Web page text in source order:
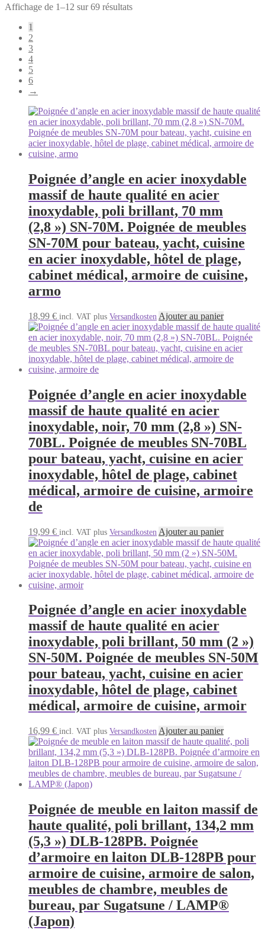
Affichage de 1–12 sur 69 résultatsTrié
1
2
3
4
5
6
→
Poignée d’angle en acier inoxydable
massif de haute qualité en acier
inoxydable, poli brillant, 70 mm
(2,8 ») SN-70M. Poignée de meubles
SN-70M pour bateau, yacht, cuisine
en acier inoxydable, hôtel de plage,
cabinet médical, armoire de cuisine,
armo
18,99 € incl. VAT plus Versandkosten Ajouter au panier
Poignée d’angle en acier inoxydable
massif de haute qualité en acier
inoxydable, noir, 70 mm (2,8 ») SN-
70BL. Poignée de meubles SN-70BL
pour bateau, yacht, cuisine en acier
inoxydable, hôtel de plage, cabinet
médical, armoire de cuisine, armoire
de
19,99 € incl. VAT plus Versandkosten Ajouter au panier
Poignée d’angle en acier inoxydable
massif de haute qualité en acier
inoxydable, poli brillant, 50 mm (2 »)
SN-50M. Poignée de meubles SN-50M
pour bateau, yacht, cuisine en acier
inoxydable, hôtel de plage, cabinet
médical, armoire de cuisine, armoir
16,99 € incl. VAT plus Versandkosten Ajouter au panier
Poignée de meuble en laiton massif de
haute qualité, poli brillant, 134,2 mm
(5,3 ») DLB-128PB. Poignée
d’armoire en laiton DLB-128PB pour
armoire de cuisine, armoire de salon,
meubles de chambre, meubles de
bureau, par Sugatsune / LAMP®
(Japon)